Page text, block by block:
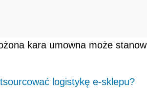
kara umowna może
logistykę e-sklepu?